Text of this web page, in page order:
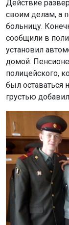
Действие
своим делам, а
больницу.
сообщили в
установил
домой.
полицейского,
был оставаться
грустью